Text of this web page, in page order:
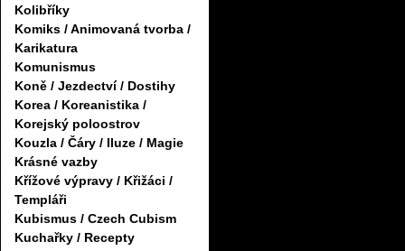
Kolibříky
Komiks / Animovaná tvorba /
Karikatura
Komunismus
Koně / Jezdectví / Dostihy
Korea / Koreanistika /
Korejský poloostrov
Kouzla / Čáry / Iluze / Magie
Krásné vazby
Křížové výpravy / Křižáci /
Templáři
Kubismus / Czech Cubism
Kuchařky / Recepty